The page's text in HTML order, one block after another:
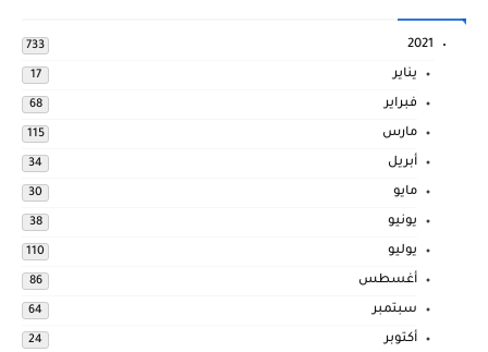
2021
733
يناير 17
فبراير 68
مارس 115
أبريل 34
مايو 30
يونيو 38
يوليو 110
أغسطس 86
سبتمبر 64
أكتوبر 24